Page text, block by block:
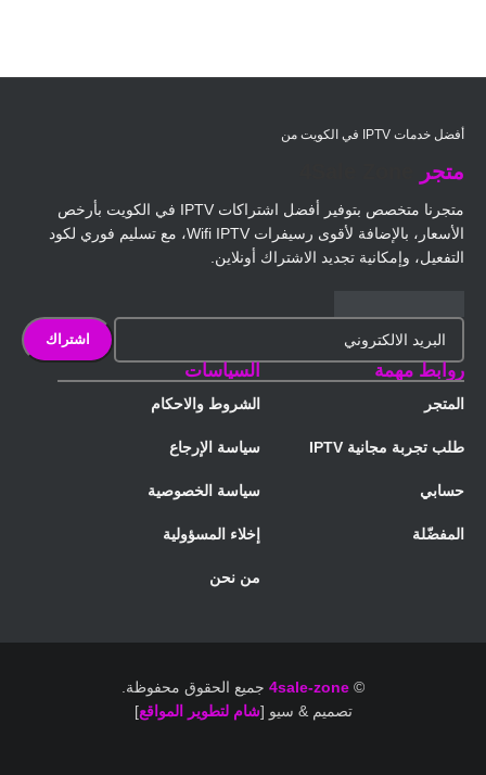
أفضل خدمات IPTV في الكويت من
متجر
متجرنا متخصص بتوفير أفضل اشتراكات IPTV في الكويت بأرخص
الأسعار، بالإضافة لأقوى رسيفرات Wifi IPTV، مع تسليم فوري لكود
التفعيل، وإمكانية تجديد الاشتراك أونلاين.
روابط مهمة
المتجر
طلب تجربة مجانية IPTV
حسابي
المفضّلة
السياسات
الشروط والاحكام
سياسة الإرجاع
سياسة الخصوصية
إخلاء المسؤولية
من نحن
©
4sale-zoneجميع الحقوق محفوظة.
تصميم & سيو [شام لتطوير المواقع]